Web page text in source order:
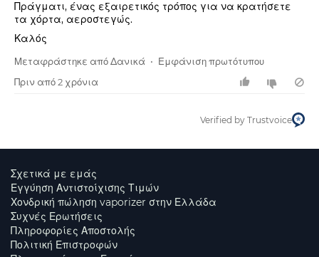
Πράγματι, ένας εξαιρετικός τρόπος για να κρατήσετε
τα χόρτα, αεροστεγώς.
Καλός
Μεταφράστηκε από Δανικά • Εμφάνιση πρωτότυπου
Πριν από 2 χρόνια
Verified by Trustvoice
Σχετικά με εμάς
Εγγύηση Αντιστοίχισης Τιμών
Χονδρική πώληση vaporizer στην Ελλάδα
Συχνές Ερωτήσεις
Πληροφορίες Αποστολής
Πολιτική Επιστροφών